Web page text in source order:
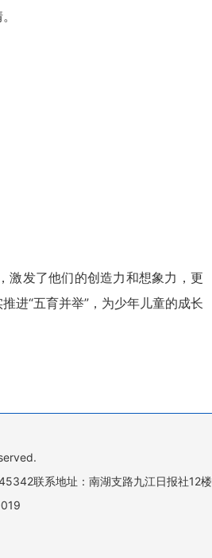
激发了他们的创造力和想象力，更
进“五育并举”，为少年儿童的成长
联系地址：南湖支路九江日报社12楼